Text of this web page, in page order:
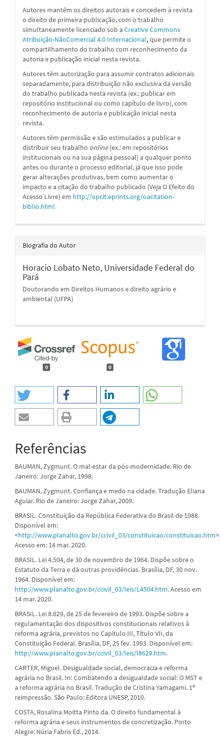
Autores mantêm os direitos autorais e concedem à revista
o direito de primeira publicação, com o trabalho
simultaneamente licenciado sob a Creative Commons
Atribuição-NãoComercial 4.0 Internacional,que permite o
compartilhamento do trabalho com reconhecimento da
autoria e publicação inicial nesta revista.
Autores têm autorização para assumir contratos adicionais
separadamente, para distribuição não exclusiva da versão
do trabalho publicada nesta revista (ex.: publicar em
repositório institucional ou como capítulo de livro), com
reconhecimento de autoria e publicação inicial nesta
revista.
Autores têm permissão e são estimulados a publicar e
distribuir seu trabalho online(ex.: em repositórios
institucionais ou na sua página pessoal) a qualquer ponto
antes ou durante o processo editorial, já que isso pode
gerar alterações produtivas, bem como aumentar o
impacto e a citação do trabalho publicado (Veja O Efeito do
Acesso Livre) em http://opcit.eprints.org/oacitation-
biblio.html
Biografia do Autor
Horacio Lobato Neto, Universidade Federal do
Pará
Doutorando em Direitos Humanos e direito agrário e
ambiental (UFPA)
0 0
Referências
BAUMAN, Zygmunt. O mal-estar da pós-modernidade. Rio de
Janeiro: Jorge Zahar, 1998.
BAUMAN, Zygmunt. Confiança e medo na cidade. Tradução Eliana
Aguiar. Rio de Janeiro: Jorge Zahar, 2009.
BRASIL. Constituição da República Federativa do Brasil de 1988.
Disponível em:
<http://www.planalto.gov.br/ccivil_03/constituicao/constituicao.htm>.
Acesso em: 14 mar. 2020.
BRASIL. Lei 4.504, de 30 de novembro de 1964. Dispõe sobre o
Estatuto da Terra e dá outras providências. Brasília, DF, 30 nov.
1964. Disponível em:
http://www.planalto.gov.br/ccivil_03/leis/L4504.htm. Acesso em
14 mar. 2020.
BRASIL. Lei 8.629, de 25 de fevereiro de 1993. Dispõe sobre a
regulamentação dos dispositivos constitucionais relativos à
reforma agrária, previstos no Capítulo III, Título VII, da
Constituição Federal. Brasília, DF, 25 fev. 1993. Disponível em:
http://www.planalto.gov.br/ccivil_03/leis/l8629.htm.
CARTER, Miguel. Desigualdade social, democracia e reforma
agrária no Brasil. In: Combatendo a desigualdade social: O MST e
a reforma agrária no Brasil. Tradução de Cristina Yamagami. 1ª
reimpressão. São Paulo: Editora UNESP, 2010.
COSTA, Rosalina Moitta Pinto da. O direito fundamental à
reforma agrária e seus instrumentos de concretização. Porto
Alegre: Núria Fabris Ed., 2014.